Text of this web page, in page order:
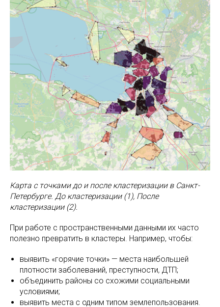
Карта с точками до и после кластеризации в Санкт-
Петербурге. До кластеризации (1), После
кластеризации (2).
При работе с пространственными данными их часто
полезно превратить в кластеры. Например, чтобы:
выявить «горячие точки» — места наибольшей
плотности заболеваний, преступности, ДТП;
объединить районы со схожими социальными
условиями;
выявить места с одним типом землепользования.